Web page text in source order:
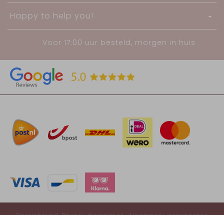
Happy to help you!
Voor 17:00 uur besteld, morgen in huis